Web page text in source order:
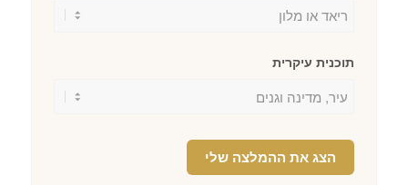
תוכנית עיקרית
הצג את ההמלצה שלי